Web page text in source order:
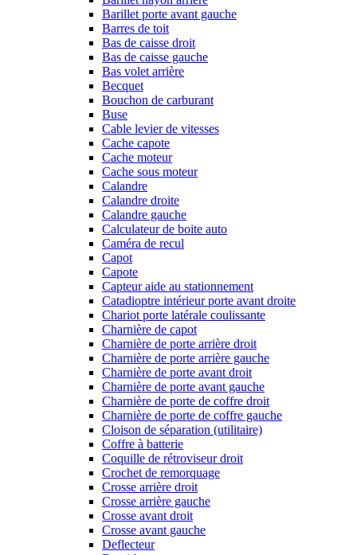
Barillet porte avant gauche
Barres de toit
Bas de caisse droit
Bas de caisse gauche
Bas volet arrière
Becquet
Bouchon de carburant
Buse
Cable levier de vitesses
Cache capote
Cache moteur
Cache sous moteur
Calandre
Calandre droite
Calandre gauche
Calculateur de boite auto
Caméra de recul
Capot
Capote
Capteur aide au stationnement
Catadioptre intérieur porte avant droite
Chariot porte latérale coulissante
Charnière de capot
Charnière de porte arrière droit
Charnière de porte arrière gauche
Charnière de porte avant droit
Charnière de porte avant gauche
Charnière de porte de coffre droit
Charnière de porte de coffre gauche
Cloison de séparation (utilitaire)
Coffre à batterie
Coquille de rétroviseur droit
Crochet de remorquage
Crosse arrière droit
Crosse arrière gauche
Crosse avant droit
Crosse avant gauche
Deflecteur